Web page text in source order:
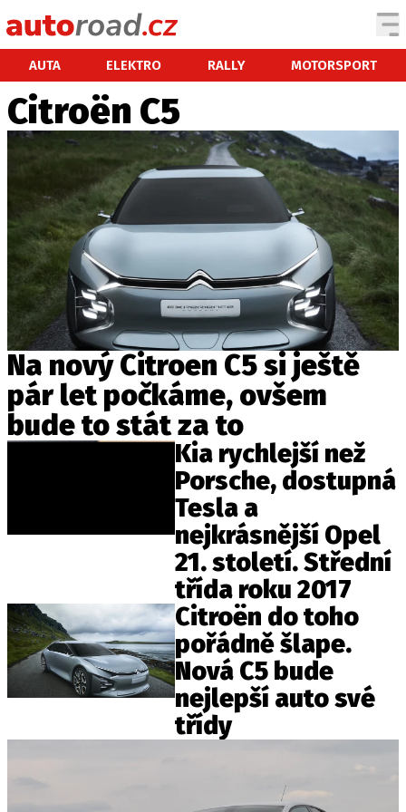
AUTA ELEKTRO RALLY MOTORSPORT
AUTA
TESTY AUT
NOVINKY
EKO
TECHNIKA
EKONOMIKA
ČESKÝ TRH
TUNING
PROFI
ELEKTRO
NOVINKY ZE SVĚTA EV
TESTY ELEKTROMOBILŮ
TRH S ELEKTROMOBILY
RALLY
OSTATNÍ
TISKOVKY
ROZHOVORY
DAKAR
Z DOMOVA
ZE SVĚTA
Citroën C5
Na nový Citroen C5 si ještě
pár let počkáme, ovšem
bude to stát za to
Kia rychlejší než
Porsche, dostupná
Tesla a
nejkrásnější Opel
21. století. Střední
třída roku 2017
Citroën do toho
pořádně šlape.
Nová C5 bude
nejlepší auto své
třídy